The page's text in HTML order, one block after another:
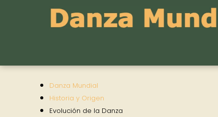
Danza Mundial
Historia y Origen
Evolución de la Danza